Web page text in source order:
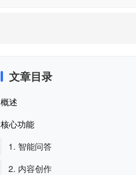
文章目录
概述
核心功能
1. 智能问答
2. 内容创作